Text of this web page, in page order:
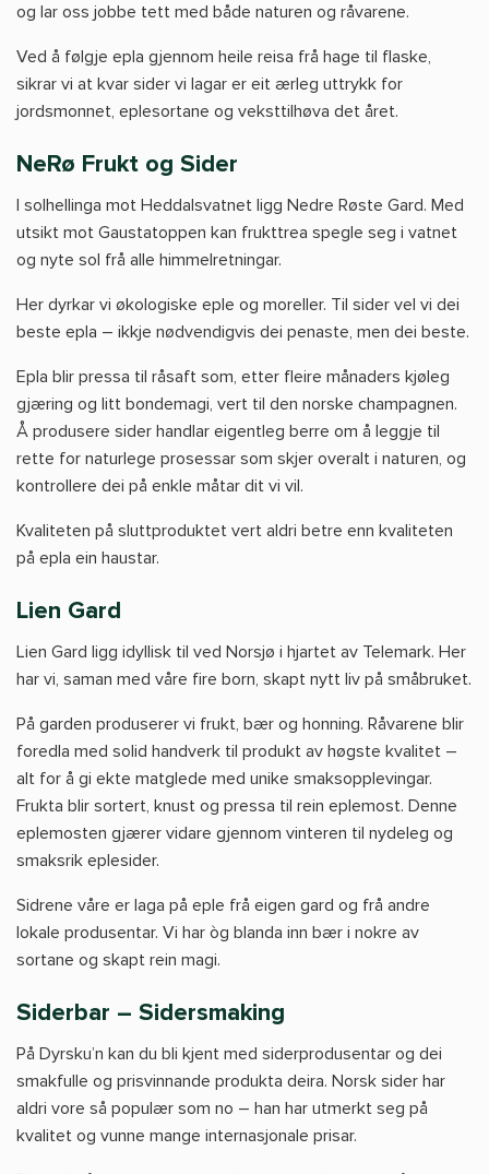
og lar oss jobbe tett med både naturen og råvarene.
Ved å følgje epla gjennom heile reisa frå hage til flaske,
sikrar vi at kvar sider vi lagar er eit ærleg uttrykk for
jordsmonnet, eplesortane og veksttilhøva det året.
NeRø Frukt og Sider
I solhellinga mot Heddalsvatnet ligg Nedre Røste Gard. Med
utsikt mot Gaustatoppen kan frukttrea spegle seg i vatnet
og nyte sol frå alle himmelretningar.
Her dyrkar vi økologiske eple og moreller. Til sider vel vi dei
beste epla – ikkje nødvendigvis dei penaste, men dei beste.
Epla blir pressa til råsaft som, etter fleire månaders kjøleg
gjæring og litt bondemagi, vert til den norske champagnen.
Å produsere sider handlar eigentleg berre om å leggje til
rette for naturlege prosessar som skjer overalt i naturen, og
kontrollere dei på enkle måtar dit vi vil.
Kvaliteten på sluttproduktet vert aldri betre enn kvaliteten
på epla ein haustar.
Lien Gard
Lien Gard ligg idyllisk til ved Norsjø i hjartet av Telemark. Her
har vi, saman med våre fire born, skapt nytt liv på småbruket.
På garden produserer vi frukt, bær og honning. Råvarene blir
foredla med solid handverk til produkt av høgste kvalitet –
alt for å gi ekte matglede med unike smaksopplevingar.
Frukta blir sortert, knust og pressa til rein eplemost. Denne
eplemosten gjærer vidare gjennom vinteren til nydeleg og
smaksrik eplesider.
Sidrene våre er laga på eple frå eigen gard og frå andre
lokale produsentar. Vi har òg blanda inn bær i nokre av
sortane og skapt rein magi.
Siderbar – Sidersmaking
På Dyrsku’n kan du bli kjent med siderprodusentar og dei
smakfulle og prisvinnande produkta deira. Norsk sider har
aldri vore så populær som no – han har utmerkt seg på
kvalitet og vunne mange internasjonale prisar.